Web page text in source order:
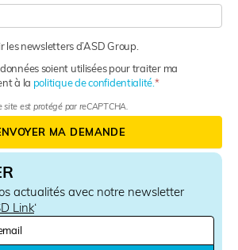
actualités avec notre newsletter
Link‘
les newsletters d’ASD Group.
soient utilisées pour traiter ma
à la politique de confidentialité.
site est protégé par reCAPTCHA.
MA DEMANDE